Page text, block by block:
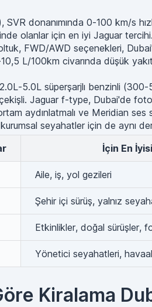
donanımında 0-100 km/s
olanlar için en iyi Jaguar tercihi.
FWD/AWD seçenekleri,
L/100km civarında düşük
5.0L süperşarjlı benzinli
Jaguar f-type, Dubai'de
aydınlatmalı ve Meridian
seyahatler için de aynı
İçin En İyisi
Aile, iş, yol gezileri
Şehir içi sürüş, yalnız
Etkinlikler, doğal sürüşler,
Yönetici seyahatleri,
Kiralama